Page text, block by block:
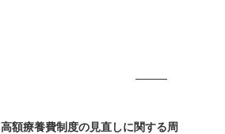
高額療養費制度の見直しに関する周